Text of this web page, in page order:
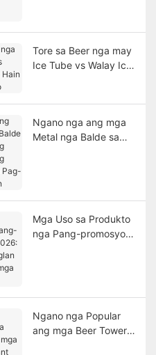
Tore sa Beer nga may
Ice Tube vs Walay Ice
Ngano nga ang mga
Metal nga Balde sa
Mga Uso sa Produkto
nga Pang-promosyon
Ngano nga Popular
ang mga Beer Towers